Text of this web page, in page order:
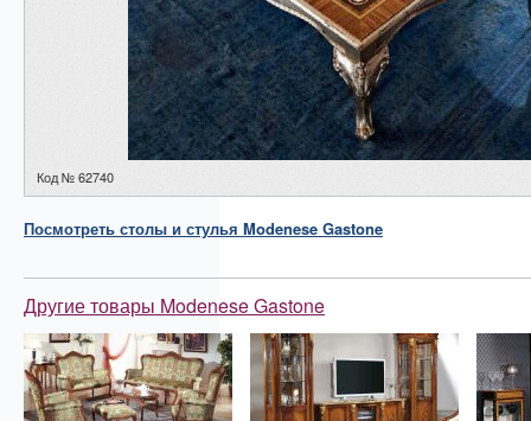
Код № 62740
Посмотреть столы и стулья Modenese Gastone
Другие товары Modenese Gastone